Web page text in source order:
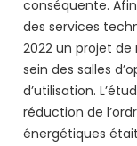
conséquente.
des services
2022 un projet de
sein des salles
d’utilisation.
réduction de
énergétiques